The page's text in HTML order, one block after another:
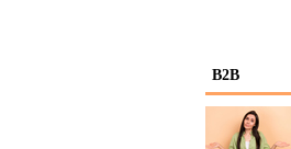
B2B